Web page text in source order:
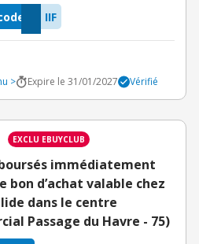
IIF
>
Expire le 31/01/2027 Vérifié
EXCLU EBUYCLUB
immédiatement
bon d’achat valable chez
dans le centre
Passage du Havre - 75)